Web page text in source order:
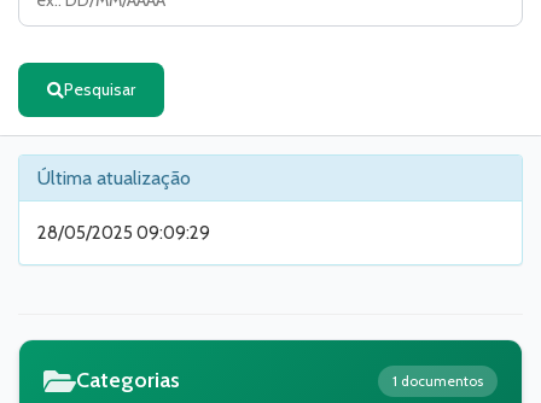
Pesquisar
Última atualização
28/05/2025 09:09:29
Categorias 1 documentos